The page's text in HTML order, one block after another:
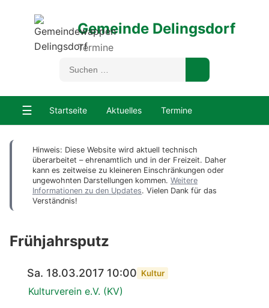
Gemeinde Delingsdorf
Termine
☰ Startseite Aktuelles Termine
Hinweis: Diese Website wird aktuell technisch
überarbeitet – ehrenamtlich und in der Freizeit. Daher
kann es zeitweise zu kleineren Einschränkungen oder
ungewohnten Darstellungen kommen. Weitere
Informationen zu den Updates. Vielen Dank für das
Verständnis!
Frühjahrsputz
Sa. 18.03.2017 10:00 Kultur
Kulturverein e.V. (KV)